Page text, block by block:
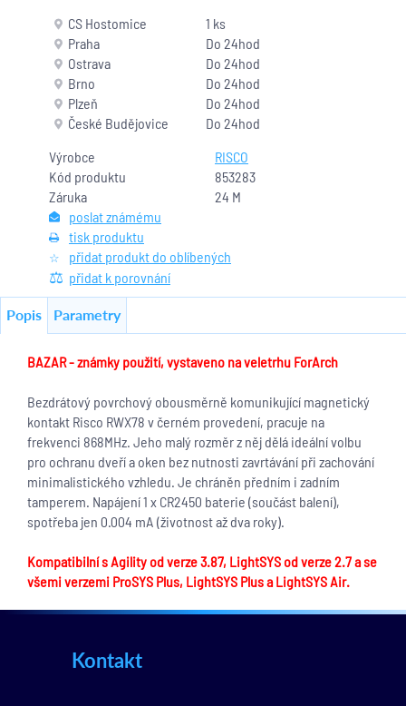
Výrobce
RISCO
Kód produktu
853283
Záruka
24 M
poslat známému
tisk produktu
přidat produkt do oblíbených
přidat k porovnání
CS Hostomice
1 ks
Praha
Do 24hod
Ostrava
Do 24hod
Brno
Do 24hod
Plzeň
Do 24hod
České Budějovice
Do 24hod
Popis Parametry
BAZAR - známky použití, vystaveno na veletrhu ForArch
Bezdrátový povrchový obousměrně komunikující magnetický
kontakt Risco RWX78 v černém provedení, pracuje na
frekvenci 868MHz. Jeho malý rozměr z něj dělá ideální volbu
pro ochranu dveří a oken bez nutnosti zavrtávání při zachování
minimalistického vzhledu Je chráněn předním i zadním
tamperem. Napájení 1 x CR2450 baterie (součást balení),
spotřeba jen 0.004 mA (životnost až dva roky)
Kompatibilní s Agility od verze 3.87, LightSYS od verze 2.7 a se
všemi verzemi ProSYS Plus, LightSYS Plus a LightSYS Air.
Kontakt